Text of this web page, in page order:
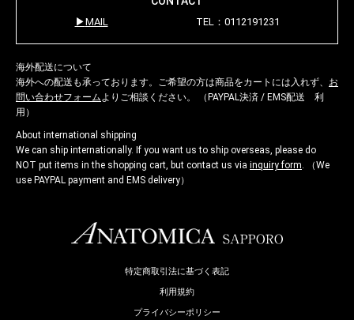
MAIL TEL：0112191231
海外配送について
海外への配送も承っております。ご希望の方は商品をカートには入れず、 お
問い合わせフォーム よりご相談ください。 （PAYPAL決済 / EMS配送 利
用）
About international shipping
We can ship internationally. If you want us to ship overseas, please do
NOT put items in the shopping cart, but contact us via inquiry form . （We
use PAYPAL payment and EMS delivery）
特定商取引法に基づく表記
利用規約
プライバシーポリシー